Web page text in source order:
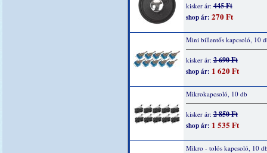
kisker ár:445 Ft
shop ár: 270 Ft
Mini billentős kapcsoló, 10
kisker ár:2 690 Ft
shop ár: 1 620 Ft
Mikrokapcsoló, 10 db
kisker ár:2 850 Ft
shop ár: 1 535 Ft
Mikro - tolós kapcsoló, 10